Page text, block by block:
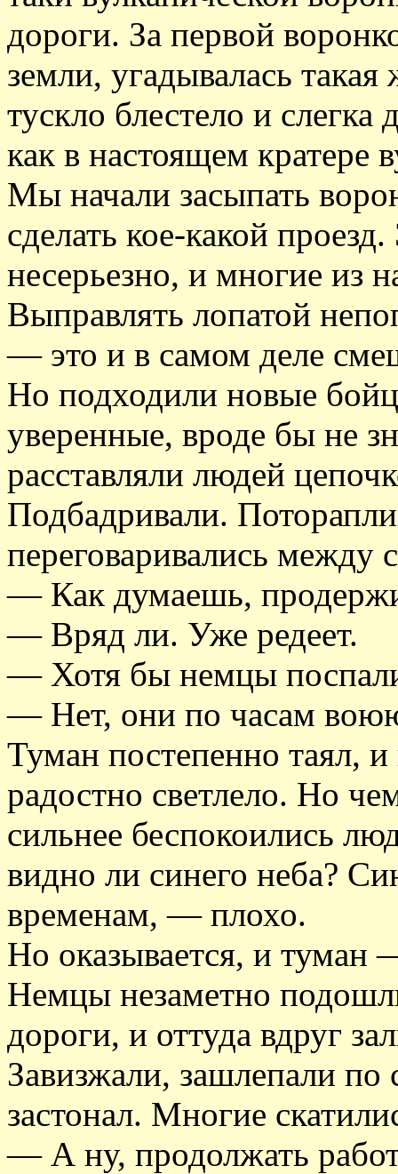
дороги. За первой
земли, угадывалась
тускло блестело и
как в настоящем кратере
Мы начали засыпать
сделать кое-какой
несерьезно, и многие из
Выправлять лопатой
— это и в самом деле
Но подходили новые
уверенные, вроде бы не
расставляли людей
Подбадривали.
переговаривались между
— Как думаешь,
— Вряд ли. Уже редеет.
— Хотя бы немцы
— Нет, они по часам
Туман постепенно таял,
радостно светлело. Но
сильнее беспокоились
видно ли синего неба?
временам, — плохо.
Но оказывается, и туман
Немцы незаметно
дороги, и оттуда вдруг
Завизжали, зашлепали по
застонал. Многие
— А ну, продолжать